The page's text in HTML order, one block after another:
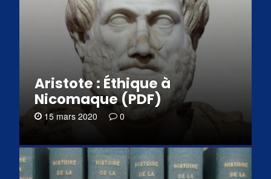
Aristote : Éthique à
Nicomaque (PDF)
15 mars 2020 0